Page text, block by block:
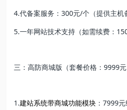
4.代备案服务：300元/个（提供主机
5.一年网站技术支持（如需续费：
三：高防商城版（套餐价格：9999元
1.建站系统带商城功能模块 ：7999